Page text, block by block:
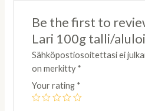
Be the first to
Lari 100g talli/
Sähköpostiosoitettasi ei
on merkitty*
Your rating *